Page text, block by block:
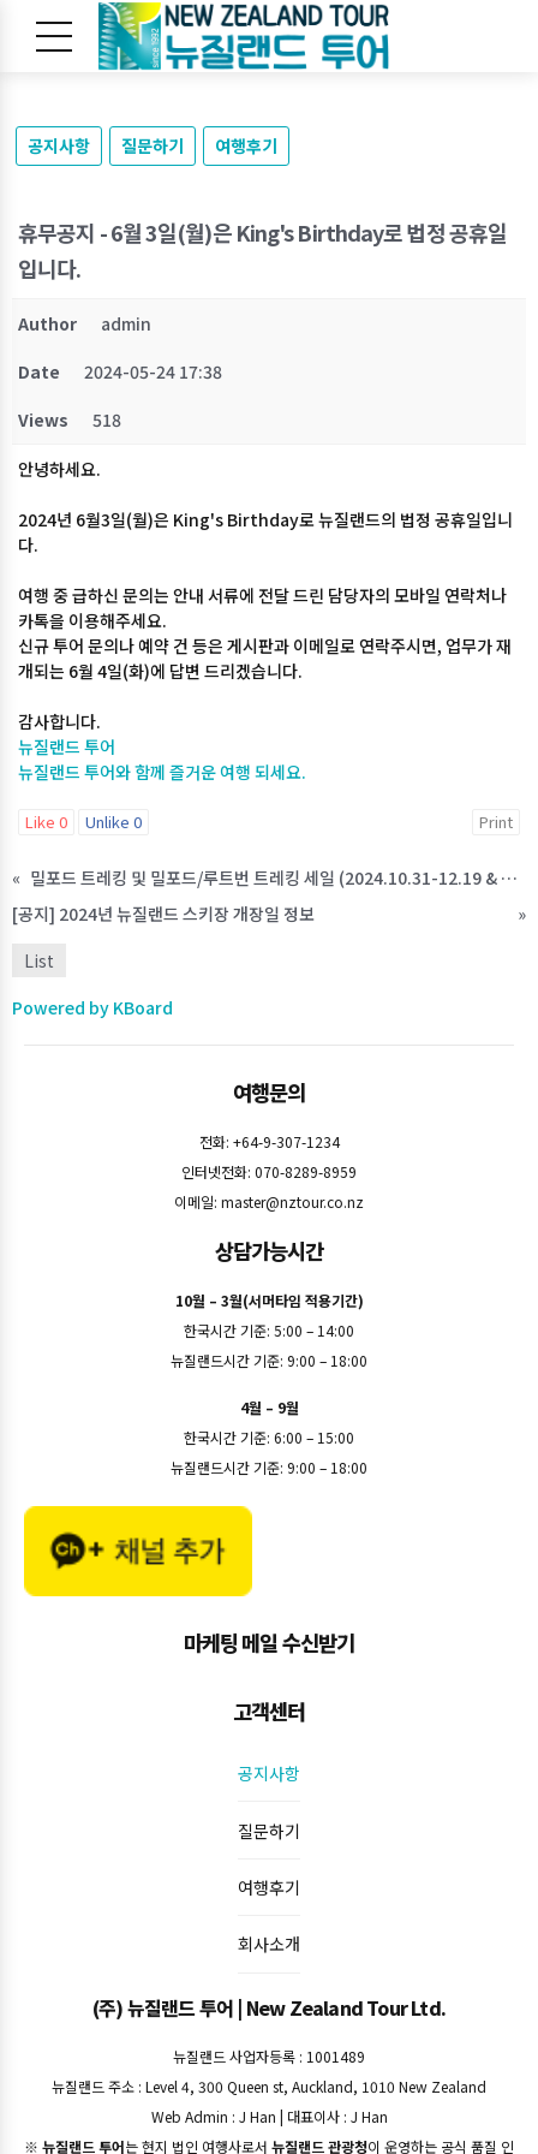
공지사항 질문하기 여행후기
휴무공지 - 6월 3일(월)은 King's Birthday로 법정 공휴일
입니다.
Author
admin
Date
2024-05-24 17:38
Views
518
안녕하세요.
2024년 6월3일(월)은 King's Birthday로 뉴질랜드의 법정 공휴일입니
다.
여행 중 급하신 문의는 안내 서류에 전달 드린 담당자의 모바일 연락처나
카톡을 이용해주세요.
신규 투어 문의나 예약 건 등은 게시판과 이메일로 연락주시면, 업무가 재
개되는 6월 4일(화)에 답변 드리겠습니다.
감사합니다.
뉴질랜드 투어
뉴질랜드 투어와 함께 즐거운 여행 되세요.
Like 0 Unlike 0 Print
«
밀포드 트레킹 및 밀포드/루트번 트레킹 세일 (2024.10.31-12.19 & 2025.03.31-2025.04)
[공지] 2024년 뉴질랜드 스키장 개장일 정보
»
List
Powered by KBoard
여행문의
전화: +64-9-307-1234
인터넷전화: 070-8289-8959
이메일: master@nztour.co.nz
상담가능시간
10월 – 3월(서머타임 적용기간)
한국시간 기준: 5:00 – 14:00
뉴질랜드시간 기준: 9:00 – 18:00
4월 – 9월
한국시간 기준: 6:00 – 15:00
뉴질랜드시간 기준: 9:00 – 18:00
마케팅 메일 수신받기
고객센터
공지사항
질문하기
여행후기
회사소개
(주) 뉴질랜드 투어 | New Zealand Tour Ltd.
뉴질랜드 사업자등록 : 1001489
뉴질랜드 주소 : Level 4, 300 Queen st, Auckland, 1010 New Zealand
Web Admin : J Han | 대표이사 : J Han
※ 뉴질랜드 투어는 현지 법인 여행사로서 뉴질랜드 관광청이 운영하는 공식 품질 인